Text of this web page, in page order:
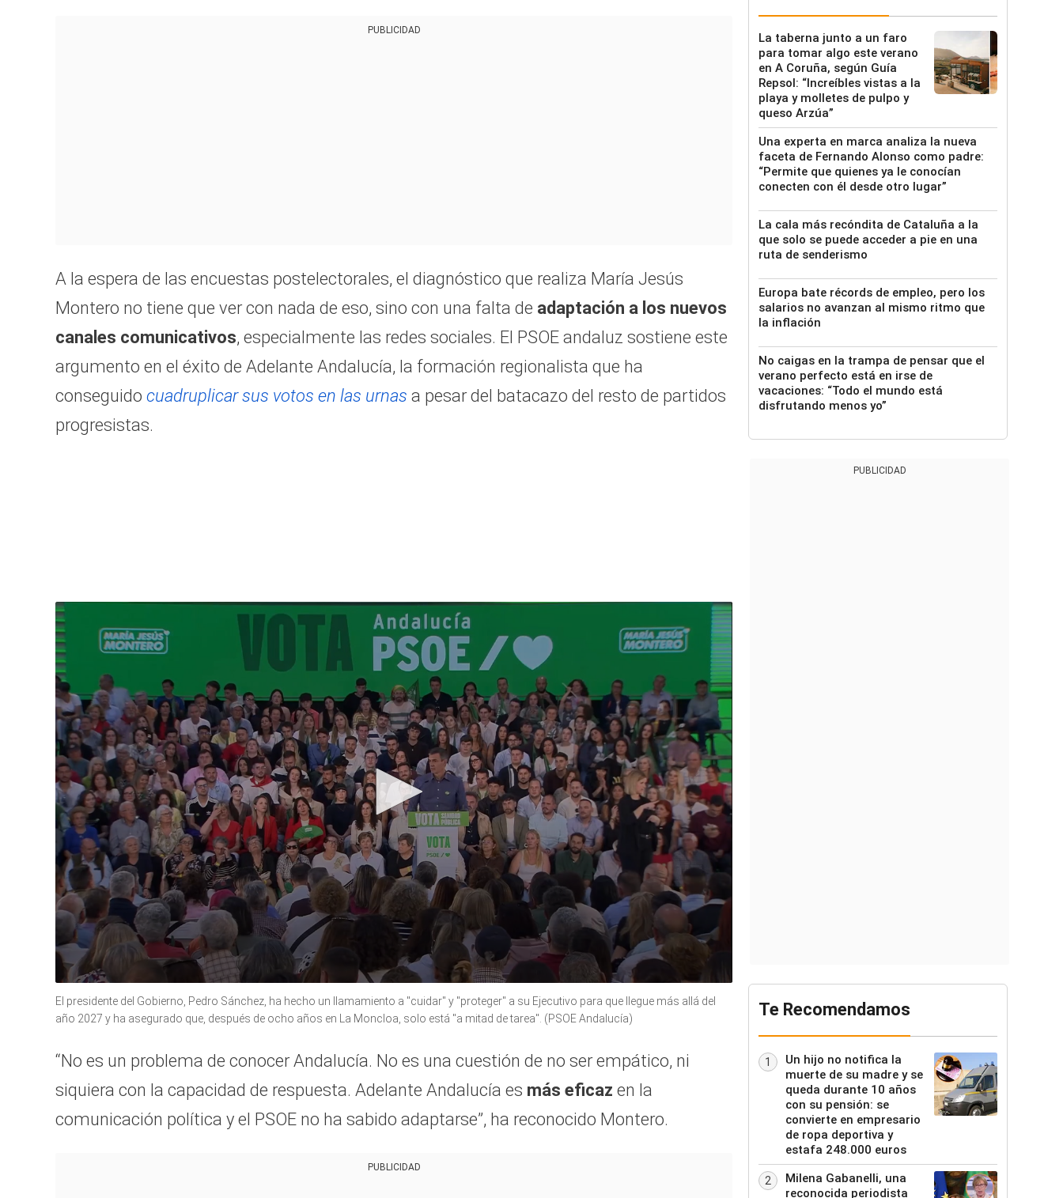
PUBLICIDAD
A la espera de las encuestas postelectorales, el diagnóstico que realiza María Jesús
Montero no tiene que ver con nada de eso, sino con una falta de adaptación a los nuevos
canales comunicativos, especialmente las redes sociales. El PSOE andaluz sostiene este
argumento en el éxito de Adelante Andalucía, la formación regionalista que ha
conseguido cuadruplicar sus votos en las urnas a pesar del batacazo del resto de partidos
progresistas.
seconds
of
1
34
secondsVolume
El presidente del Gobierno, Pedro Sánchez, ha hecho un llamamiento a "cuidar" y "proteger" a su Ejecutivo para que llegue más allá del
año 2027 y ha asegurado que, después de ocho años en La Moncloa, solo está "a mitad de tarea". (PSOE Andalucía)
“No es un problema de conocer Andalucía. No es una cuestión de no ser empático, ni
siquiera con la capacidad de respuesta. Adelante Andalucía es más eficaz en la
comunicación política y el PSOE no ha sabido adaptarse”, ha reconocido Montero.
PUBLICIDAD
La taberna junto a un faro
para tomar algo este verano
en A Coruña, según Guía
Repsol: “Increíbles vistas a la
playa y molletes de pulpo y
queso Arzúa”
Una experta en marca analiza la nueva
faceta de Fernando Alonso como padre:
“Permite que quienes ya le conocían
conecten con él desde otro lugar”
La cala más recóndita de Cataluña a la
que solo se puede acceder a pie en una
ruta de senderismo
Europa bate récords de empleo, pero los
salarios no avanzan al mismo ritmo que
la inflación
No caigas en la trampa de pensar que el
verano perfecto está en irse de
vacaciones: “Todo el mundo está
disfrutando menos yo”
PUBLICIDAD
Te Recomendamos
1
Un hijo no notifica la
muerte de su madre y se
queda durante 10 años
con su pensión: se
convierte en empresario
de ropa deportiva y
estafa 248.000 euros
2
Milena Gabanelli, una
reconocida periodista